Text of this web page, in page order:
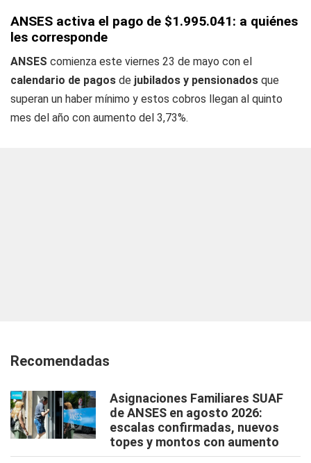
ANSES activa el pago de $1.995.041: a quiénes
les corresponde
ANSES comienza este viernes 23 de mayo con el
calendario de pagos de jubilados y pensionados que
superan un haber mínimo y estos cobros llegan al quinto
mes del año con aumento del 3,73%.
Recomendadas
Asignaciones Familiares SUAF
de ANSES en agosto 2026:
escalas confirmadas, nuevos
topes y montos con aumento